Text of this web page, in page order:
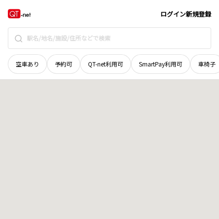
ログイン新規登録
空車あり 予約可 QT-net利用可 SmartPay利用可 車椅子
栃木県